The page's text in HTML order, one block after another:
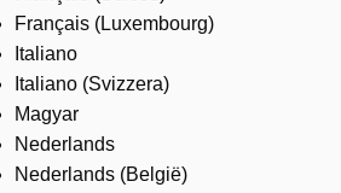
Français (Luxembourg)
Italiano
Italiano (Svizzera)
Magyar
Nederlands
Nederlands (België)